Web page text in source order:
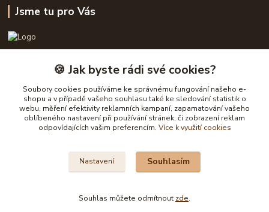
Jsme tu pro Vás
Frühauf Emanuel, Havelková Dagmar
777632148, 777 832 148
obchod@opasky.cz
🍪 Jak byste rádi své cookies?
Soubory cookies používáme ke správnému fungování našeho e-
shopu a v případě vašeho souhlasu také ke sledování statistik o
webu, měření efektivity reklamních kampaní, zapamatování vašeho
oblíbeného nastavení při používání stránek, či zobrazení reklam
odpovídajících vašim preferencím. Více k využití cookies
Nastavení Souhlasím
Souhlas můžete odmítnout zde.